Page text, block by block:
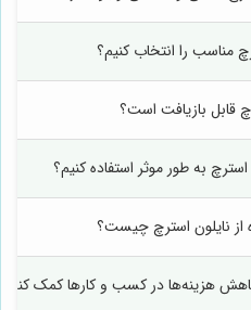
مناسب را انتخاب کنیم؟
قابل بازیافت است؟
به طور موثر استفاده کنیم؟
از نایلون استرچ چیست؟
هزینه‌ها در کسب و کارها کمک کند؟